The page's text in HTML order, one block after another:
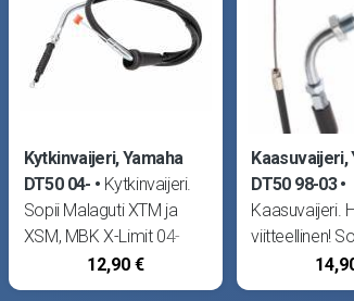
Kytkinvaijeri, Yamaha
DT50 04-
Kytkinvaijeri.
Sopii Malaguti XTM ja
XSM, MBK X-Limit 04-
sekä Yamaha DT50 04-.
12,90 €
Kaasuvaijeri,
DT50 98-03
Kaasuvaijeri.
viitteellinen!
Limit -03 sekä
DT50 98-03.